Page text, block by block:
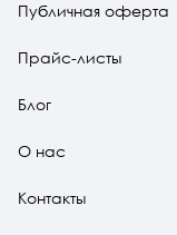
Публичная оферта
Прайс-листы
Блог
О нас
Контакты